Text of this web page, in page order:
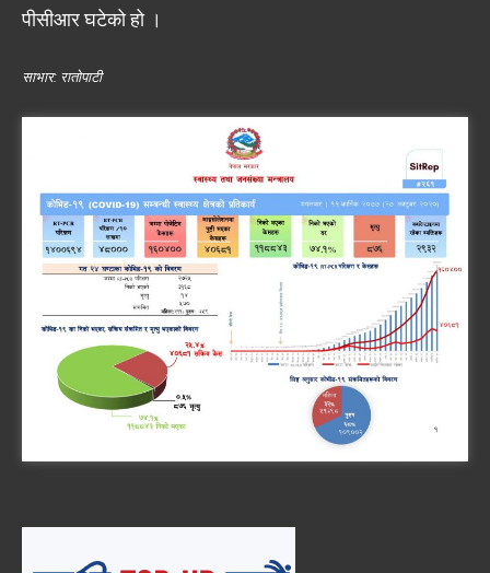
पीसीआर घटेको हो ।
साभार: रातोपाटी